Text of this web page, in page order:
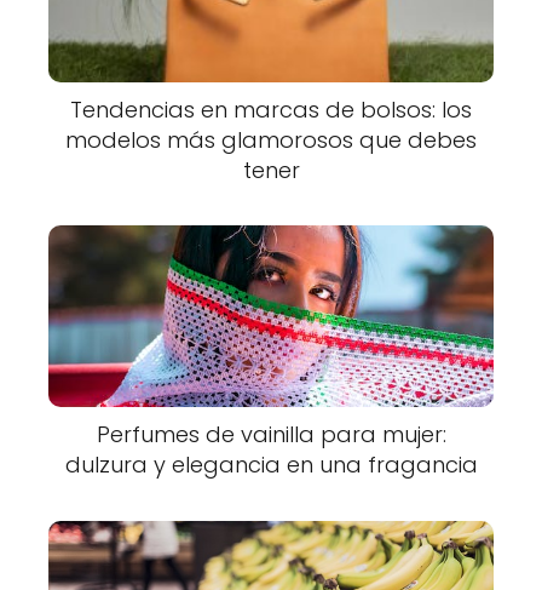
Tendencias en marcas de bolsos: los
modelos más glamorosos que debes
tener
Perfumes de vainilla para mujer:
dulzura y elegancia en una fragancia